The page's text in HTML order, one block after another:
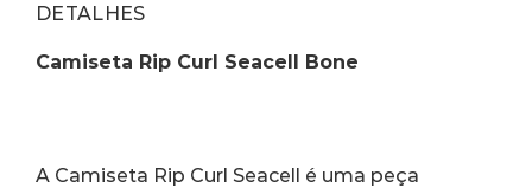
DETALHES
Camiseta Rip Curl Seacell Bone
A Camiseta Rip Curl Seacell é uma peça